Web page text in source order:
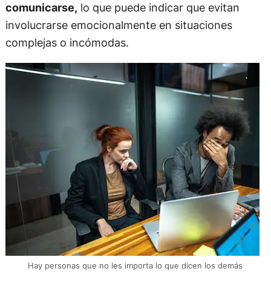
comunicarse, lo que puede indicar que evitan
involucrarse emocionalmente en situaciones
complejas o incómodas.
Hay personas que no les importa lo que dicen los demás